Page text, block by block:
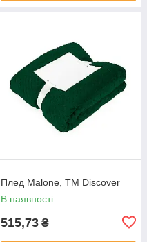
Плед Malone, TM Discover
В наявності
515,73 ₴